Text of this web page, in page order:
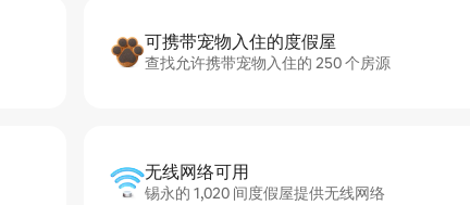
可携带宠物入住的度假屋
查找允许携带宠物入住的 250 个房源
无线网络可用
锡永的 1,020 间度假屋提供无线网络